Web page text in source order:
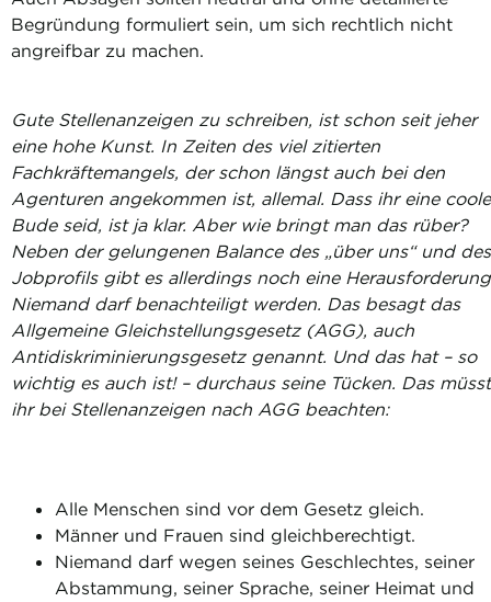
Begründung formuliert sein, um sich rechtlich nicht
angreifbar zu machen.
Gute Stellenanzeigen zu schreiben, ist schon seit jeher
eine hohe Kunst. In Zeiten des viel zitierten
Fachkräftemangels, der schon längst auch bei den
Agenturen angekommen ist, allemal. Dass ihr eine coole
Bude seid, ist ja klar. Aber wie bringt man das rüber?
Neben der gelungenen Balance des „über uns“ und des
Jobprofils gibt es allerdings noch eine
Niemand darf benachteiligt werden. Das besagt das
Allgemeine Gleichstellungsgesetz (AGG), auch
Antidiskriminierungsgesetz genannt. Und das hat – so
wichtig es auch ist! – durchaus seine Tücken. Das müsst
ihr bei Stellenanzeigen nach AGG beachten:
Alle Menschen sind vor dem Gesetz gleich.
Männer und Frauen sind gleichberechtigt.
Niemand darf wegen seines Geschlechtes, seiner
Abstammung, seiner Sprache, seiner Heimat und